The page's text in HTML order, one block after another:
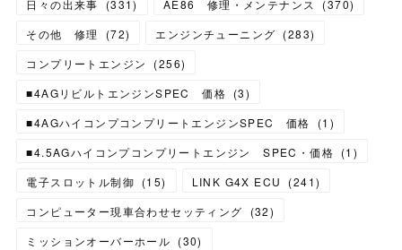
日々の出来事 (331) AE86 修理・メンテナンス (370)
その他 修理
(72) エンジンチューニング (283)
コンプリートエンジン
(256)
■4AGリビルトエンジンSPEC 価格 (3)
■4AGハイコンプコンプリートエンジンSPEC 価格
(1 )
■4.5AGハイコンプコンプリートエンジン SPEC・価格 (1 )
電子スロットル制御 (15) LINK G4X ECU (241)
コンピューター現車合わせセッティング
(32)
ミッションオーバーホール (30)